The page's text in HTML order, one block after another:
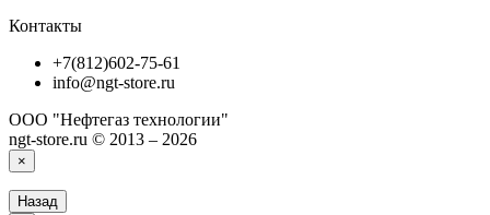
Контакты
+7(812)602-75-61
info@ngt-store.ru
ООО "Нефтегаз технологии"
ngt-store.ru © 2013 – 2026
×
Назад